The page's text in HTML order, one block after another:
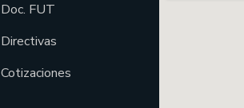
Doc. FUT
Directivas
Cotizaciones